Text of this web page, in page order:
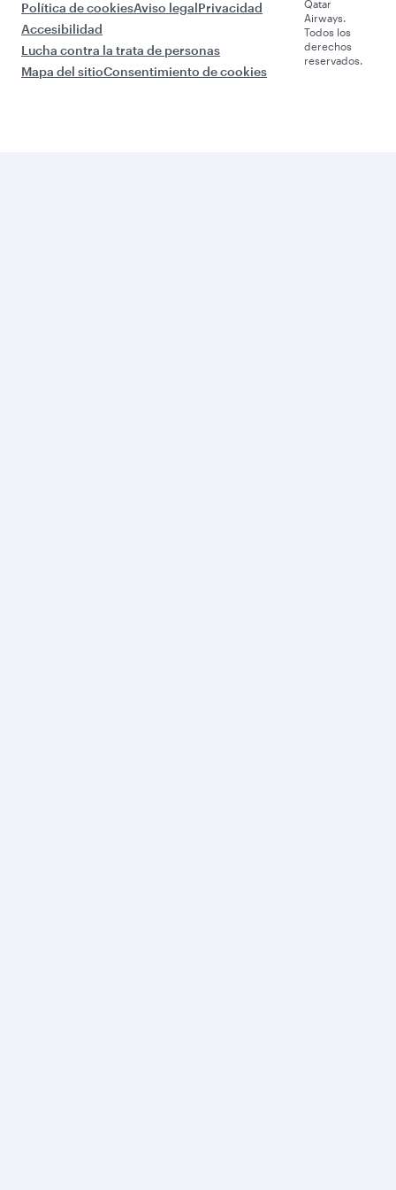
Política de cookiesAviso legalPrivacidad
Accesibilidad
Lucha contra la trata de personas
Mapa del sitioConsentimiento de cookies
Qatar
Airways.
Todos los
derechos
reservados.